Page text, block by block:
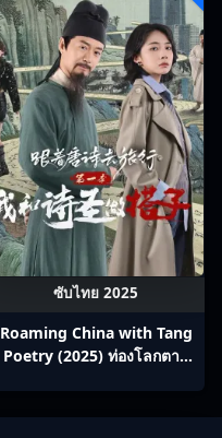
ซับไทย 2025
Roaming China with Tang
Poetry (2025) ท่องโลกตาม
Ep1-12